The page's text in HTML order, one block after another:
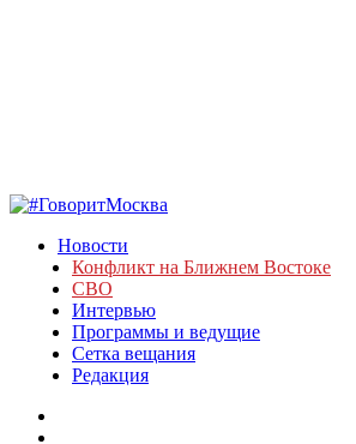
Новости
Конфликт на Ближнем Востоке
СВО
Интервью
Программы и ведущие
Сетка вещания
Редакция